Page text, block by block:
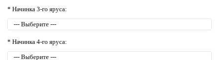
* Начинка 3-го яруса:
* Начинка 4-го яруса: